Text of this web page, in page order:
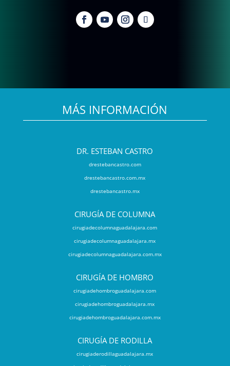
MÁS INFORMACIÓN
DR. ESTEBAN CASTRO
drestebancastro.com
drestebancastro.com.mx
drestebancastro.mx
CIRUGÍA DE COLUMNA
cirugiadecolumnaguadalajara.com
cirugiadecolumnaguadalajara.mx
cirugiadecolumnaguadalajara.com.mx
CIRUGÍA DE HOMBRO
cirugiadehombroguadalajara.com
cirugiadehombroguadalajara.mx
cirugiadehombroguadalajara.com.mx
CIRUGÍA DE RODILLA
cirugiaderodillaguadalajara.mx